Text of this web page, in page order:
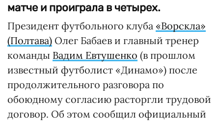
матче и проиграла в четырех.
Президент футбольного клуба «Ворскла»
(Полтава) Олег Бабаев и главный тренер
команды Вадим Евтушенко (в прошлом
известный футболист «Динамо») после
продолжительного разговора по
обоюдному согласию расторгли трудовой
договор. Об этом сообщил официальный